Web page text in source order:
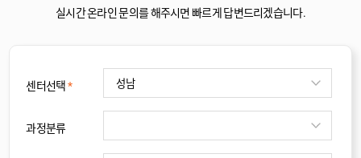
실시간 온라인 문의를 해주시면 빠르게 답변드리겠습니다.
센터선택*
과정분류